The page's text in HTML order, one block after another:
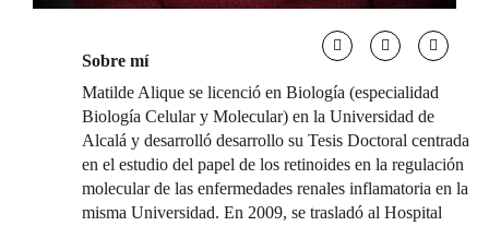
Sobre mí
Matilde Alique se licenció en Biología (especialidad
Biología Celular y Molecular) en la Universidad de
Alcalá y desarrolló desarrollo su Tesis Doctoral centrada
en el estudio del papel de los retinoides en la regulación
molecular de las enfermedades renales inflamatoria en la
misma Universidad. En 2009, se trasladó al Hospital